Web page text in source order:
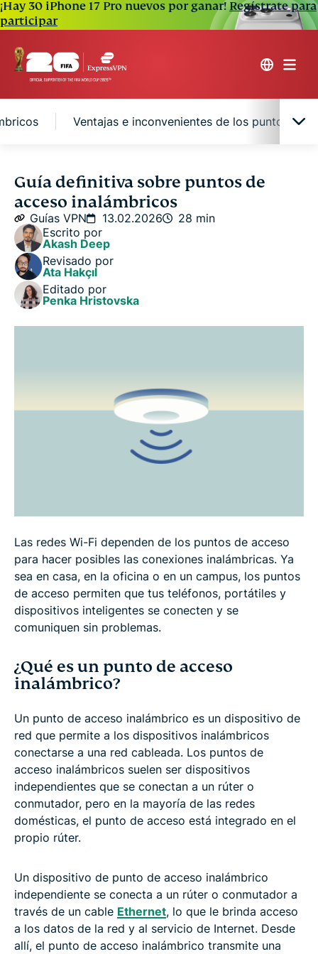
¡Hay 30 iPhone 17 Pro nuevos por ganar!Regístrate para
participar
Ventajas e inconvenientes de los puntos de
¿Qué es un punto de acceso inalámbrico?
La evolución de los puntos de acceso inalámbricos
Punto de acceso inalámbrico vs. otros dispositivos
Explicación de los modos de los puntos de acceso
inalámbricos
Cómo instalar un punto de acceso inalámbrico
Cómo proteger tu punto de acceso inalámbrico
Preguntas frecuentes
Guía definitiva sobre puntos de
acceso inalámbricos
Guías VPN 13.02.2026
28 min
Escrito por
Akash Deep
Revisado por
Ata Hakçıl
Editado por
Penka Hristovska
Las redes Wi-Fi dependen de los puntos de acceso
para hacer posibles las conexiones inalámbricas. Ya
sea en casa, en la oficina o en un campus, los puntos
de acceso permiten que tus teléfonos, portátiles y
dispositivos inteligentes se conecten y se
comuniquen sin problemas.
¿Qué es un punto de acceso
inalámbrico?
Un punto de acceso inalámbrico es un dispositivo de
red que permite a los dispositivos inalámbricos
conectarse a una red cableada. Los puntos de
acceso inalámbricos suelen ser dispositivos
independientes que se conectan a un rúter o
conmutador, pero en la mayoría de las redes
domésticas, el punto de acceso está integrado en el
propio rúter.
Un dispositivo de punto de acceso inalámbrico
independiente se conecta a un rúter o conmutador a
través de un cable Ethernet, lo que le brinda acceso
a los datos de la red y al servicio de Internet. Desde
allí, el punto de acceso inalámbrico transmite una